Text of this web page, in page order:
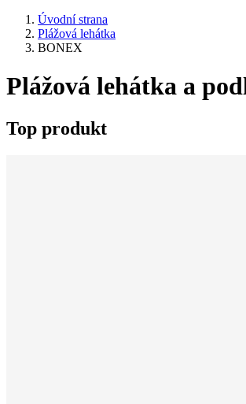
Úvodní strana
Plážová lehátka
BONEX
Plážová lehátka a
Top produkt